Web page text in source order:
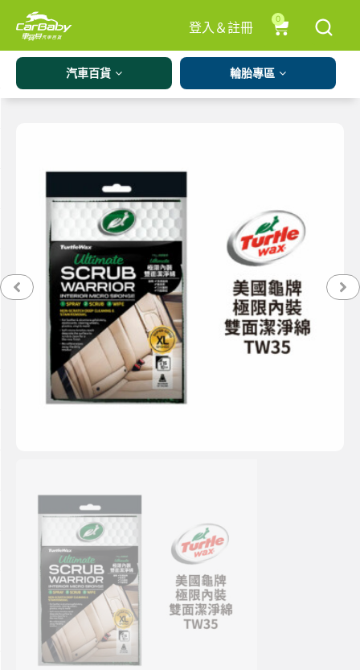
登入＆註冊
0
汽車百貨 輪胎專區